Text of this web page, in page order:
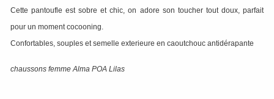
Cette pantoufle est sobre et chic, on adore son toucher tout doux, parfait
pour un moment cocooning.
Confortables, souples et semelle exterieure en caoutchouc antidérapante
chaussons femme Alma POA Lilas